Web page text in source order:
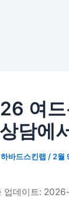
여드
담에
하바드스킨랩 / 2월
업데이트: